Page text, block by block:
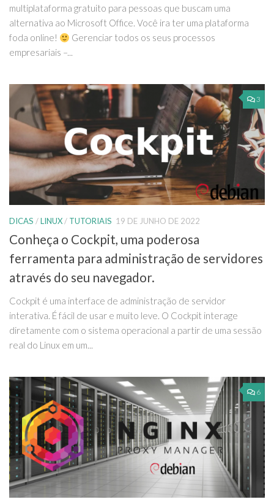
multiplataforma gratuito para pessoas que buscam uma
alternativa ao Microsoft Office. Você ira ter uma plataforma
foda online!
Gerenciar todos os seus processos
empresariais –...
3
DICAS /LINUX/ TUTORIAIS 19 DE JUNHO DE 2022
Conheça o Cockpit, uma poderosa
ferramenta para administração de servidores
através do seu navegador.
Cockpit é uma interface de administração de servidor
interativa. É fácil de usar e muito leve. O Cockpit interage
diretamente com o sistema operacional a partir de uma sessão
real do Linux em um...
6